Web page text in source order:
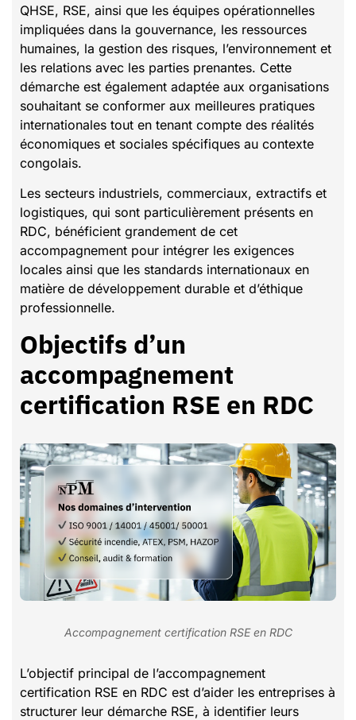
QHSE, RSE, ainsi que les équipes opérationnelles
impliquées dans la gouvernance, les ressources
humaines, la gestion des risques, l’environnement et
les relations avec les parties prenantes. Cette
démarche est également adaptée aux organisations
souhaitant se conformer aux meilleures pratiques
internationales tout en tenant compte des réalités
économiques et sociales spécifiques au contexte
congolais.
Les secteurs industriels, commerciaux, extractifs et
logistiques, qui sont particulièrement présents en
RDC, bénéficient grandement de cet
accompagnement pour intégrer les exigences
locales ainsi que les standards internationaux en
matière de développement durable et d’éthique
professionnelle.
Objectifs d’un
accompagnement
certification RSE en RDC
Accompagnement certification RSE en RDC
L’objectif principal de l’accompagnement
certification RSE en RDC est d’aider les entreprises à
structurer leur démarche RSE, à identifier leurs